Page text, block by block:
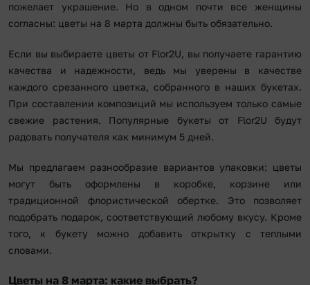
пожелает украшение. Но в одном почти все женщины
согласны: цветы на 8 марта должны быть обязательно.
Если вы выбираете цветы от Flor2U, вы получаете гарантию
качества и надежности, ведь мы уверены в качестве
каждого срезанного цветка, собранного в наших букетах.
При составлении композиций мы используем только самые
свежие растения. Популярные букеты от Flor2U будут
радовать получателя как минимум 5 дней.
Мы предлагаем разнообразие вариантов упаковки: цветы
могут быть оформлены в коробке, корзине или
традиционной флористической обертке. Это позволяет
подобрать подарок, соответствующий любому вкусу. Кроме
того, к букету можно добавить открытку с теплыми
словами.
Цветы на 8 марта: какие выбрать?